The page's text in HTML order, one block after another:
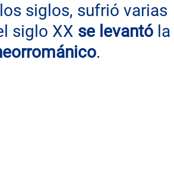
siglos, sufrió varias
siglo XX se levantó la
.